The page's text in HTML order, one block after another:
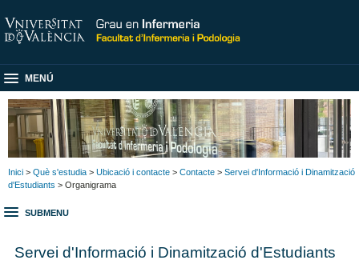
MENÚ
Inici > Què s'estudia > Ubicació i contacte > Contacte > Servei d'Informació i Dinamització
d'Estudiants > Organigrama
SUBMENU
Servei d'Informació i Dinamització d'Estudiants